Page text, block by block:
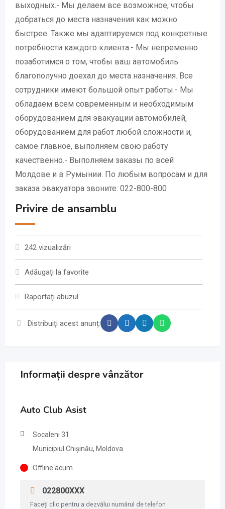
выходных.- Мы делаем все возможное, чтобы
добраться до места назначения как можно
быстрее. Также мы адаптируемся под конкретные
потребности каждого клиента.- Мы непременно
позаботимся о том, чтобы ваш автомобиль
благополучно доехал до места назначения. Все
сотрудники имеют большой опыт работы.- Мы
обладаем всем современным и необходимым
оборудованием для эвакуации автомобилей,
оборудованием для работ любой сложности и,
самое главное, выполняем свою работу
качественно.- Выполняем заказы по всей
Молдове и в Румынии. По любым вопросам и для
заказа эвакуатора звоните: 022-800-800
Privire de ansamblu
242 vizualizări
Adăugați la favorite
Raportați abuzul
Distribuiți acest anunț:
Informații despre vânzător
Auto Club Asist
Socaleni 31
Municipiul Chișinău, Moldova
Offline acum
022800XXX
Faceți clic pentru a dezvălui numărul de telefon